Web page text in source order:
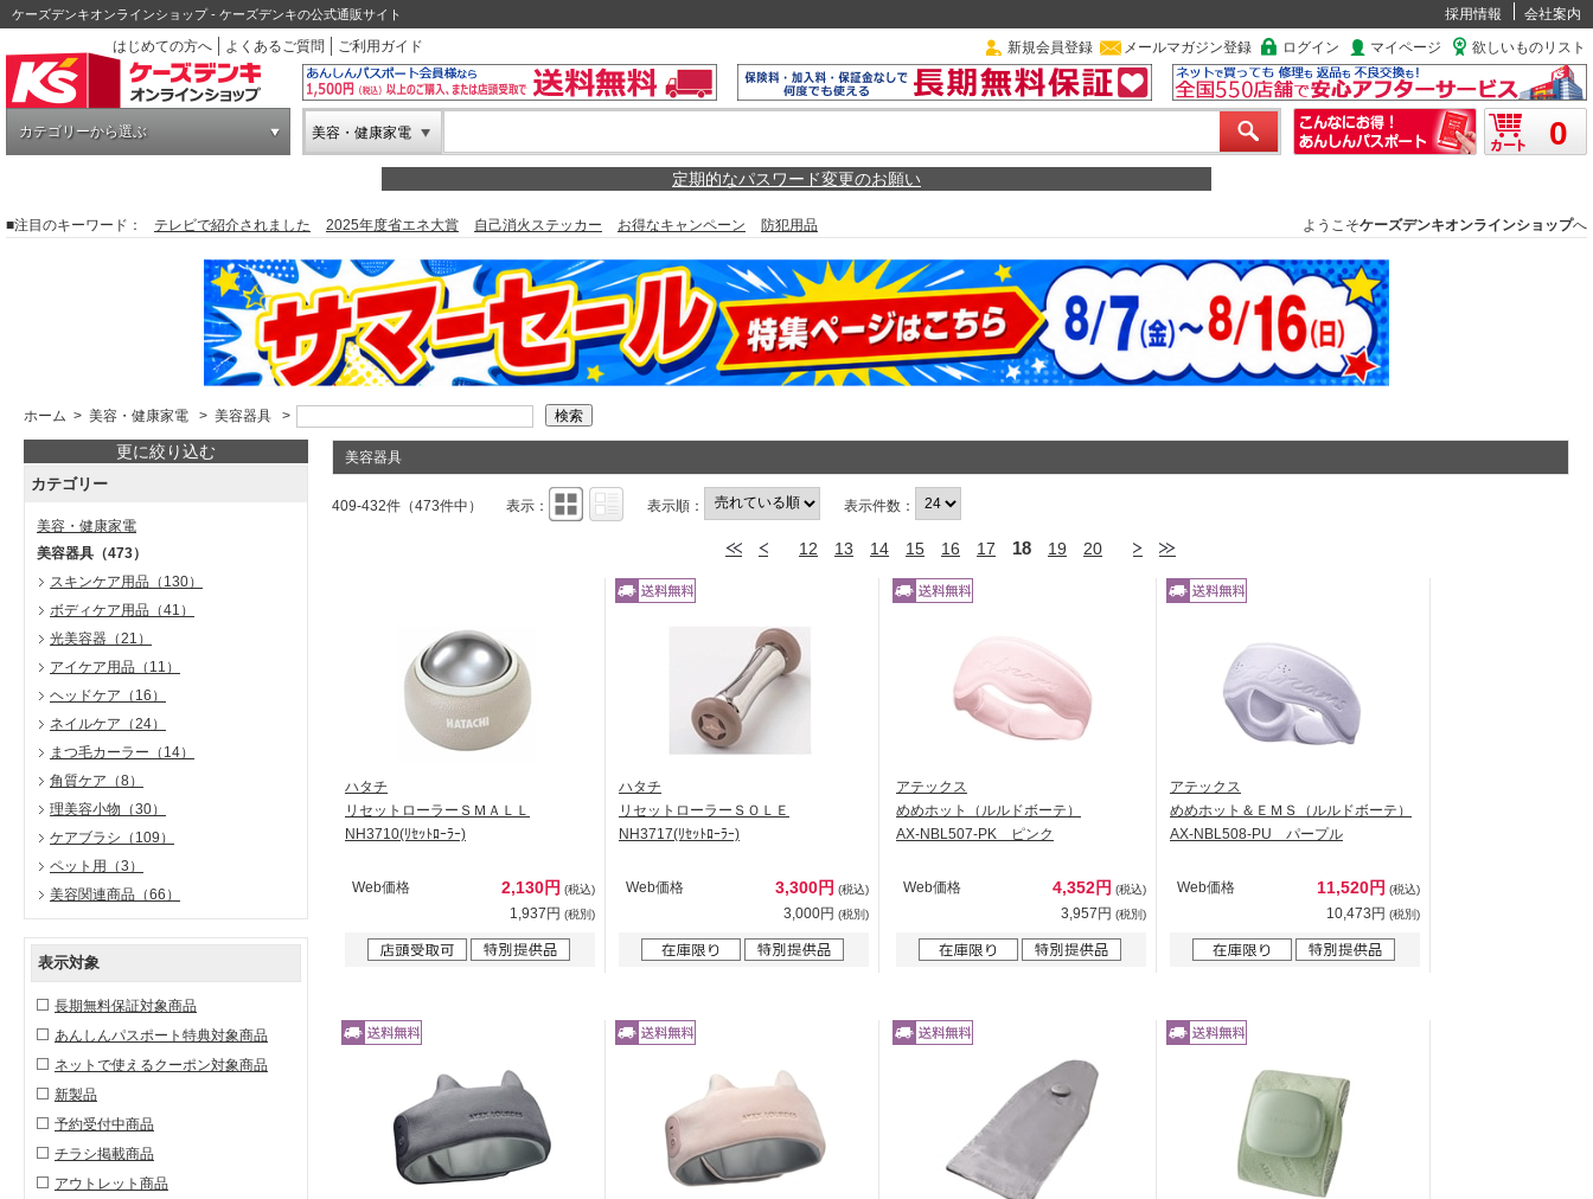
ケーズデンキオンラインショップ - ケーズデンキの公式通販サイト 採用情報
会社案内
はじめての方へ
よくあるご質問 ご利用ガイド 新規会員登録 メールマガジン登録 ログイン マイページ 欲しいものリスト
カテゴリーから選ぶ 美容・健康家電 0
定期的なパスワード変更のお願い
■注目のキーワード： テレビで紹介されました 2025年度省エネ大賞 自己消火ステッカー お得なキャンペーン 防犯用品 ようこそケーズデンキオンラインショップへ
ホーム > 美容・健康家電 > 美容器具 >
更に絞り込む
カテゴリー
美容・健康家電
美容器具 （473）
スキンケア用品 （130）
ボディケア用品 （41）
光美容器 （21）
アイケア用品 （11）
ヘッドケア （16）
ネイルケア （24）
まつ毛カーラー （14）
角質ケア （8）
理美容小物 （30）
ケアブラシ （109）
ペット用
（3）
美容関連商品 （66）
表示対象
長期無料保証対象商品
あんしんパスポート特典対象商品
ネットで使えるクーポン対象商品
新製品
予約受付中商品
チラシ掲載商品
アウトレット商品
美容器具
409-432件（473件中） 表示： 表示順： 表示件数：
12 13 14 15 16 17 18 19 20
ハタチ
リセットローラーＳＭＡＬＬ
NH3710(ﾘｾｯﾄﾛｰﾗｰ)
Web価格 2,130円 (税込)
1,937円 (税別)
ハタチ
リセットローラーＳＯＬＥ
NH3717(ﾘｾｯﾄﾛｰﾗｰ)
Web価格 3,300円 (税込)
3,000円 (税別)
アテックス
めめホット（ルルドボーテ）
AX-NBL507-PK ピンク
Web価格 4,352円 (税込)
3,957円 (税別)
アテックス
めめホット＆ＥＭＳ（ルルドボーテ）
AX-NBL508-PU パープル
Web価格 11,520円 (税込)
10,473円 (税別)